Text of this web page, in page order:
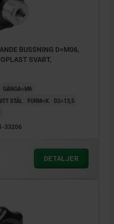
BUSSNING D=M06,
SVART,
GÄNGA=M6
STÅL
FORM=K
D2=13,5
33206
DETALJER